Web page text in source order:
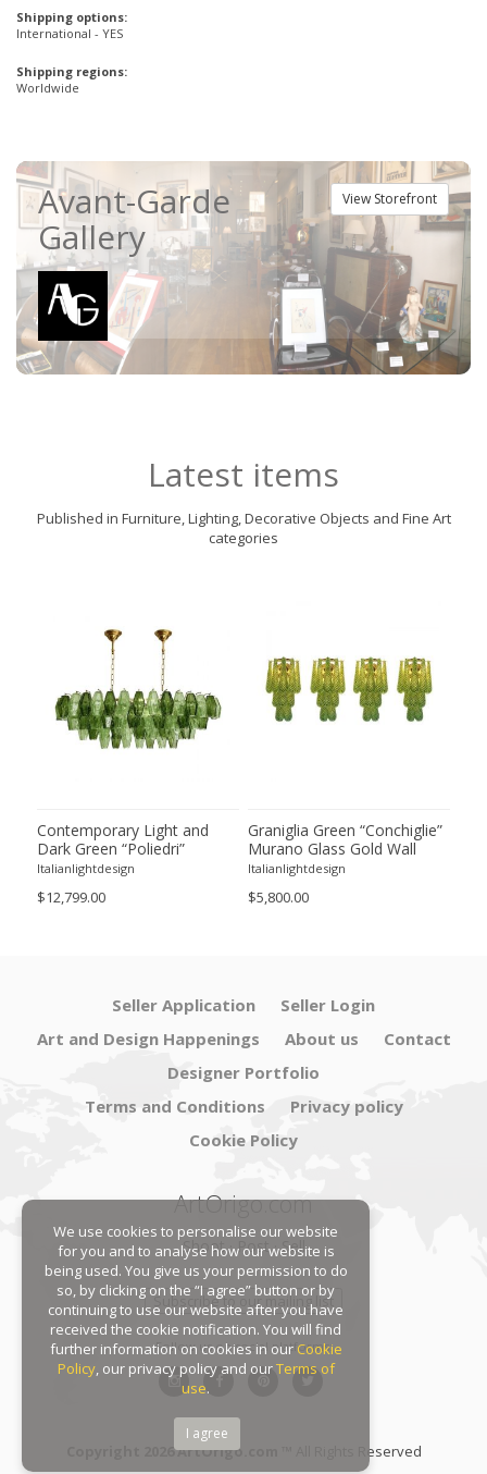
Shipping options:
International - YES
Shipping regions:
Worldwide
View Storefront
Avant-Garde
Gallery
Latest items
Published in Furniture, Lighting, Decorative Objects and Fine Art
categories
Contemporary Light and
Dark Green “Poliedri”
Murano Glass Chandelier by
Italianlightdesign
$12,799.00
Graniglia Green “Conchiglie”
Murano Glass Gold Wall
Sconce by Simoeng Lot of 4
Italianlightdesign
$5,800.00
Seller Application
Seller Login
Art and Design Happenings
About us
Contact
Designer Portfolio
Terms and Conditions
Privacy policy
Cookie Policy
ArtOrigo.com
Shoot · Post · Sell
Subscribe to our mailing list
Follow us on social platforms:
Copyright 2026 ArtOrigo.com ™ All Rights Reserved
We use cookies to personalise our website
for you and to analyse how our website is
being used. You give us your permission to do
so, by clicking on the “I agree” button or by
continuing to use our website after you have
received the cookie notification. You will find
further information on cookies in ourCookie
Policy, our privacy policy and ourTerms of
use.
I agree